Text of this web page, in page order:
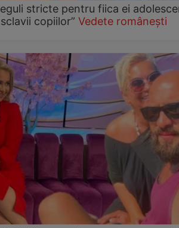
stricte pentru fiica ei
copiilor” Vedete românești